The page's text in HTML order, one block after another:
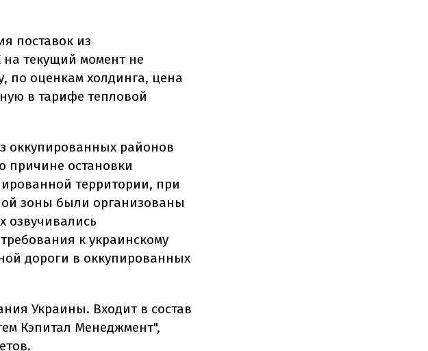
поставок из
текущий момент не
по оценкам холдинга, цена
в тарифе тепловой
оккупированных районов
причине остановки
территории, при
зоны были организованы
озвучивались
к украинскому
дороги в оккупированных
Украины. Входит в состав
Кэпитал Менеджмент",